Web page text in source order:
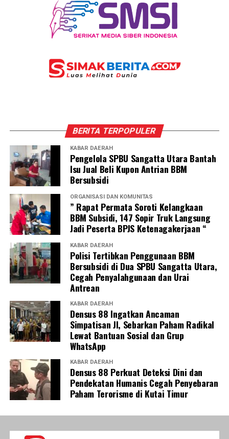
BERITA TERPOPULER
KABAR DAERAH
Pengelola SPBU Sangatta Utara Bantah
Isu Jual Beli Kupon Antrian BBM
Bersubsidi
ORGANISASI DAN KOMUNITAS
” Rapat Permata Soroti Kelangkaan
BBM Subsidi, 147 Sopir Truk Langsung
Jadi Peserta BPJS Ketenagakerjaan “
KABAR DAERAH
Polisi Tertibkan Penggunaan BBM
Bersubsidi di Dua SPBU Sangatta Utara,
Cegah Penyalahgunaan dan Urai
Antrean
KABAR DAERAH
Densus 88 Ingatkan Ancaman
Simpatisan JI, Sebarkan Paham Radikal
Lewat Bantuan Sosial dan Grup
WhatsApp
KABAR DAERAH
Densus 88 Perkuat Deteksi Dini dan
Pendekatan Humanis Cegah Penyebaran
Paham Terorisme di Kutai Timur